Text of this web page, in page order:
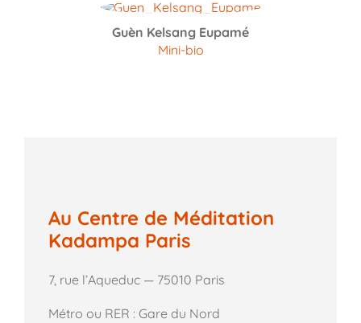
Guèn Kelsang Eupamé
Mini-bio
Au Centre de Méditation
Kadampa Paris
7, rue l’Aqueduc — 75010 Paris
Métro ou RER : Gare du Nord